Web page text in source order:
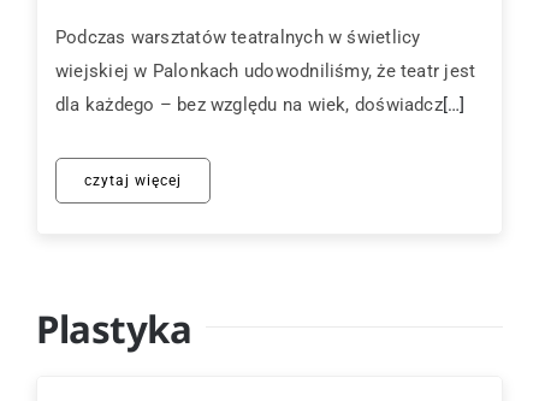
Podczas warsztatów teatralnych w świetlicy
wiejskiej w Palonkach udowodniliśmy, że teatr jest
dla każdego – bez względu na wiek, doświadcz[…]
czytaj więcej
Plastyka